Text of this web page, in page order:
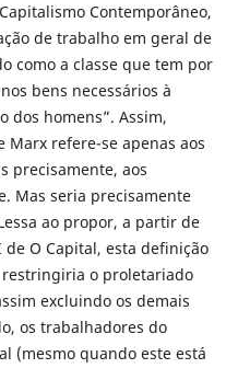
Contemporâneo,
de trabalho em geral de
como a classe que tem por
bens necessários à
dos homens”. Assim,
refere-se apenas aos
precisamente, aos
Mas seria precisamente
ao propor, a partir de
O Capital, esta definição
o proletariado
excluindo os demais
os trabalhadores do
(mesmo quando este está